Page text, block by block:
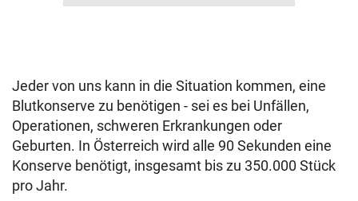
Jeder von uns kann in die Situation kommen, eine
Blutkonserve zu benötigen - sei es bei Unfällen,
Operationen, schweren Erkrankungen oder
Geburten. In Österreich wird alle 90 Sekunden eine
Konserve benötigt, insgesamt bis zu 350.000 Stück
pro Jahr.